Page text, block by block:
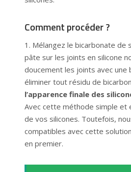
Comment procéder ?
1. Mélangez le bicarbonate de
pâte sur les joints en silicone
doucement les joints avec une
éliminer tout résidu de
l’apparence finale des
Avec cette méthode simple et
de vos silicones. Toutefois,
compatibles avec cette
en premier.